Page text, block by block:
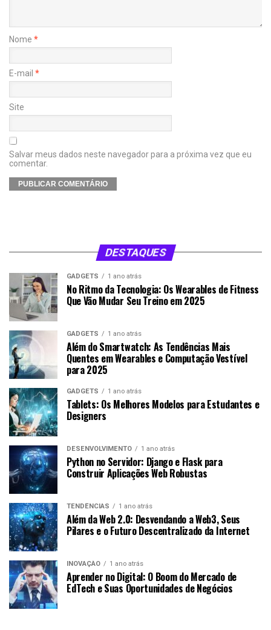
Nome *
E-mail *
Site
Salvar meus dados neste navegador para a próxima vez que eu
comentar.
DESTAQUES
GADGETS 1 ano atrás
No Ritmo da Tecnologia: Os Wearables de Fitness
Que Vão Mudar Seu Treino em 2025
GADGETS 1 ano atrás
Além do Smartwatch: As Tendências Mais
Quentes em Wearables e Computação Vestível
para 2025
GADGETS 1 ano atrás
Tablets: Os Melhores Modelos para Estudantes e
Designers
DESENVOLVIMENTO 1 ano atrás
Python no Servidor: Django e Flask para
Construir Aplicações Web Robustas
TENDÊNCIAS 1 ano atrás
Além da Web 2.0: Desvendando a Web3, Seus
Pilares e o Futuro Descentralizado da Internet
INOVAÇÃO 1 ano atrás
Aprender no Digital: O Boom do Mercado de
EdTech e Suas Oportunidades de Negócios